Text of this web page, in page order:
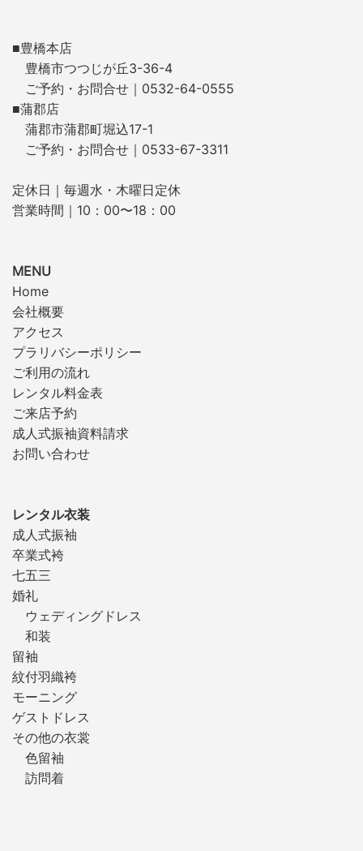
■豊橋本店
豊橋市つつじが丘3-36-4
ご予約・お問合せ｜0532-64-0555
■蒲郡店
蒲郡市蒲郡町堀込17-1
ご予約・お問合せ｜0533-67-3311
定休日｜毎週水・木曜日定休
営業時間｜10：00〜18：00
MENU
Home
会社概要
アクセス
プラリバシーポリシー
ご利用の流れ
レンタル料金表
ご来店予約
成人式振袖資料請求
お問い合わせ
レンタル衣装
成人式振袖
卒業式袴
七五三
婚礼
ウェディングドレス
和装
留袖
紋付羽織袴
モーニング
ゲストドレス
その他の衣裳
色留袖
訪問着